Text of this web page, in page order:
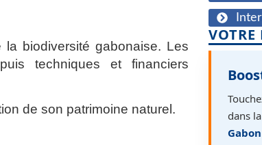
biodiversité gabonaise. Les
techniques et financiers
de son patrimoine naturel.
dans